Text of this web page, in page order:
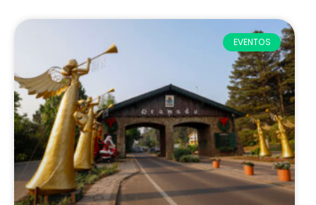
EVENTOS